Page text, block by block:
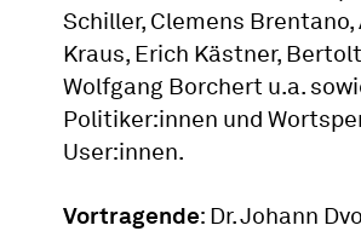
Schiller, Clemens
Kraus, Erich Kästner,
Wolfgang Borchert u.a.
Politiker:innen und
User:innen.
Vortragende: Dr. Johann